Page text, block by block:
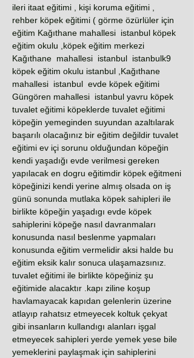
ileri itaat eğitimi , kişi koruma eğitimi ,
rehber köpek eğitimi ( görme özürlüler için
eğitim Kağıthane mahallesi istanbul köpek
eğitim okulu ,köpek eğitim merkezi
Kağıthane mahallesi istanbul istanbulk9
köpek eğitim okulu istanbul ,Kağıthane
mahallesi istanbul evde köpek eğitimi
Güngören mahallesi istanbul yavru köpek
tuvalet eğitimi köpeklerde tuvalet eğitimi
köpeğin yemeginden suyundan azaltılarak
başarılı olacağınız bir eğitim değildir tuvalet
eğitimi ev içi sorunu olduğundan köpeğin
kendi yaşadığı evde verilmesi gereken
yapılacak en dogru eğitimdir köpek eğitmeni
köpeğinizi kendi yerine almış olsada on iş
günü sonunda mutlaka köpek sahipleri ile
birlikte köpeğin yaşadıgı evde köpek
sahiplerini köpeğe nasıl davranmaları
konusunda nasıl beslenme yapmaları
konusunda eğitim vermelidir aksi halde bu
eğitim eksik kalır sonuca ulaşamazsınız.
tuvalet eğitimi ile birlikte köpeğiniz şu
eğitimide alacaktır .kapı ziline koşup
havlamayacak kapıdan gelenlerin üzerine
atlayıp rahatsız etmeyecek koltuk çekyat
gibi insanların kullandıgı alanları işgal
etmeyecek sahipleri yerde yemek yese bile
yemeklerini paylaşmak için sahiplerini